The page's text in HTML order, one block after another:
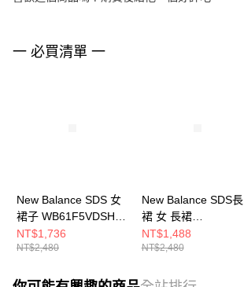
一 必買清單 一
New Balance SDS 女
裙子 WB61F5VDSHY-
F
NT$1,736
NT$2,480
New Balance SDS長
裙 女 長裙
NWF36222DKG-F
NT$1,488
NT$2,480